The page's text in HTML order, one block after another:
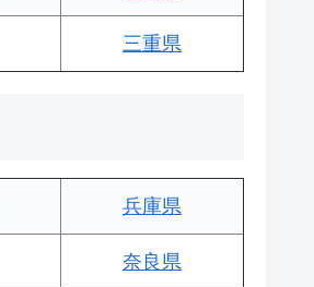
三重県
兵庫県
奈良県